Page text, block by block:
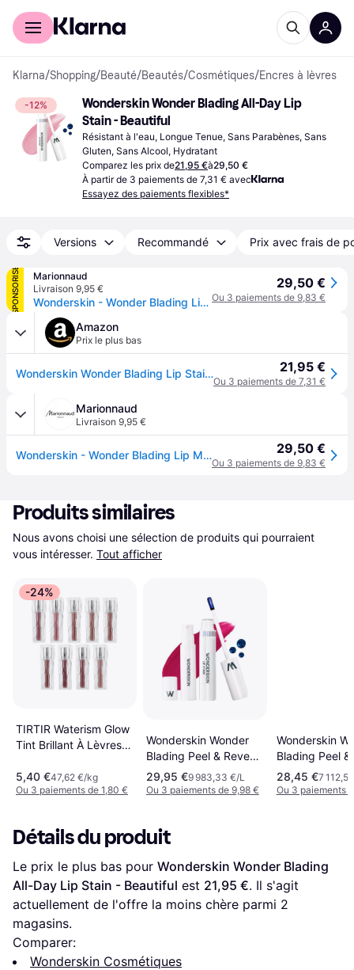
Acheter avec Klarna
Klarna/Shopping/Beauté/Beautés/Cosmétiques/Encres à lèvres
-12%
Wonderskin Wonder Blading All-Day Lip
Stain - Beautiful
Résistant à l'eau, Longue Tenue, Sans Parabènes, Sans
Gluten, Sans Alcool, Hydratant
Comparez les prix de21,95 €à29,50 €
À partir de 3 paiements de 7,31 € avec
Essayez des paiements flexibles*
Versions Recommandé Prix avec frais de
SPONSORISÉ
Marionnaud
Livraison 9,95 €
Wonderskin - Wonder Blading Lip Masque - Encre À Lèvres Longue Tenue - Beautiful (rose Bonbon)
29,50 €
Ou 3 paiements de 9,83 €
Amazon
Prix le plus bas
Wonderskin Wonder Blading Lip Stain Peel Off Masque – Teinte À Lèvres Rose Longue Durée, Imperméable Et Résistante Au Transfert, Finition Mate (Beautiful Masque) 21,95 €
Ou 3 paiements de 7,31 €
Marionnaud
Livraison 9,95 €
Wonderskin - Wonder Blading Lip Masque - Encre À Lèvres Longue Tenue - Beautiful (rose Bonbon) 29,50 €
Ou 3 paiements de 9,83 €
Produits similaires
Nous avons choisi une sélection de produits qui pourraient
vous intéresser. Tout afficher
-24%
TIRTIR Waterism Glow
Tint Brillant À Lèvres
Mauve Rose
5,40 €47,62 €/kg
Ou 3 paiements de 1,80 €
Wonderskin Wonder
Blading Peel & Reveal
Lip Stain Kit - Darling
29,95 €9 983,33 €/L
Ou 3 paiements de 9,98 €
Wonderskin
Blading Peel &
Lip Stain Kit -
28,45 €7
Ou 3 paiements
Détails du produit
Le prix le plus bas pour Wonderskin Wonder Blading
All-Day Lip Stain - Beautiful est 21,95 €. Il s'agit
actuellement de l'offre la moins chère parmi 2
magasins.
Comparer:
Wonderskin Cosmétiques